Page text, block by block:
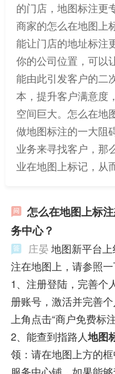
的门店，地图标注更
商家的怎么在地图上
能让门店的地址标注
你的公司位置，可以
能由此引发客户的二
本，提升客户满意度
空间巨大。怎么在地
做地图标注的一大阻
业务来寻找客户，那
业在地图上标记，从
怎么在地图上标
务中心？
庄晏 地图新平台
注在地图上，请参照
1、注册登陆，完善个
册账号，激活并完善
上角点击“商户免费标
2、能查到指路人地图
领：请在地图上方的